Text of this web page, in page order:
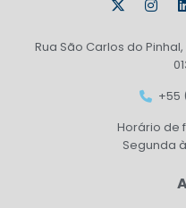
Rua São Carlos do
+55
Horário de
Segunda